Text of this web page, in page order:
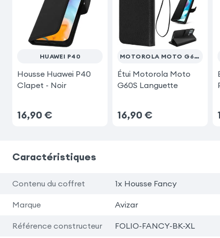
HUAWEI P40
Housse Huawei P40
Clapet - Noir
16,90 €
MOTOROLA MOTO G60S
Étui Motorola Moto
G60S Languette
16,90 €
Caractéristiques
Contenu du coffret 1x Housse Fancy
Marque Avizar
Référence constructeur FOLIO-FANCY-BK-XL